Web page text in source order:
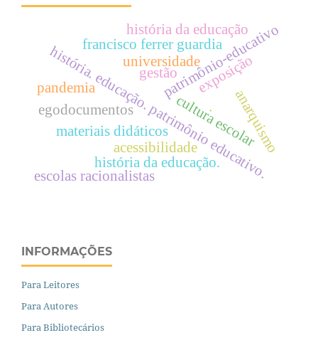
história. educação. patrimônio educativo.
patrimônio-educativo
egodocumentos cultura escolar
francisco ferrer guardia
universidadeexposição
acessibilidade
.
história da educação.
materiais didáticos
gestão
pandemia
história da educação
anarquismo
escolas racionalistas
INFORMAÇÕES
Para Leitores
Para Autores
Para Bibliotecários